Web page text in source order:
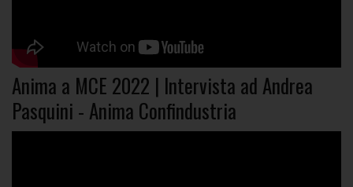
Anima a MCE 2022 | Intervista ad Andrea
Pasquini - Anima Confindustria